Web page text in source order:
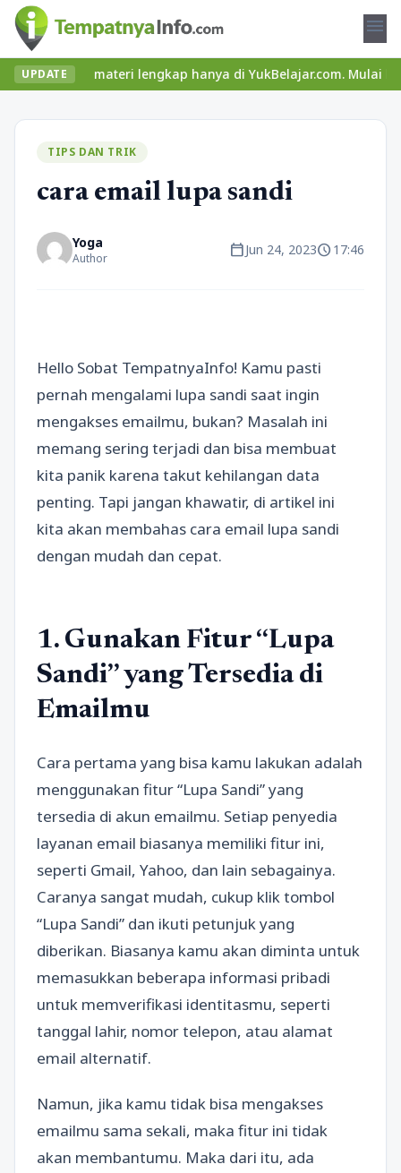
menu
UPDATE
dan materi lengkap hanya di YukBelajar.com. Mulai langkah
TIPS DAN TRIK
cara email lupa sandi
Yoga
Author calendar_todayJun 24, 2023schedule17:46
Hello Sobat TempatnyaInfo! Kamu pasti
pernah mengalami lupa sandi saat ingin
mengakses emailmu, bukan? Masalah ini
memang sering terjadi dan bisa membuat
kita panik karena takut kehilangan data
penting. Tapi jangan khawatir, di artikel ini
kita akan membahas cara email lupa sandi
dengan mudah dan cepat.
1. Gunakan Fitur “Lupa
Sandi” yang Tersedia di
Emailmu
Cara pertama yang bisa kamu lakukan adalah
menggunakan fitur “Lupa Sandi” yang
tersedia di akun emailmu. Setiap penyedia
layanan email biasanya memiliki fitur ini,
seperti Gmail, Yahoo, dan lain sebagainya.
Caranya sangat mudah, cukup klik tombol
“Lupa Sandi” dan ikuti petunjuk yang
diberikan. Biasanya kamu akan diminta untuk
memasukkan beberapa informasi pribadi
untuk memverifikasi identitasmu, seperti
tanggal lahir, nomor telepon, atau alamat
email alternatif.
Namun, jika kamu tidak bisa mengakses
emailmu sama sekali, maka fitur ini tidak
akan membantumu. Maka dari itu, ada